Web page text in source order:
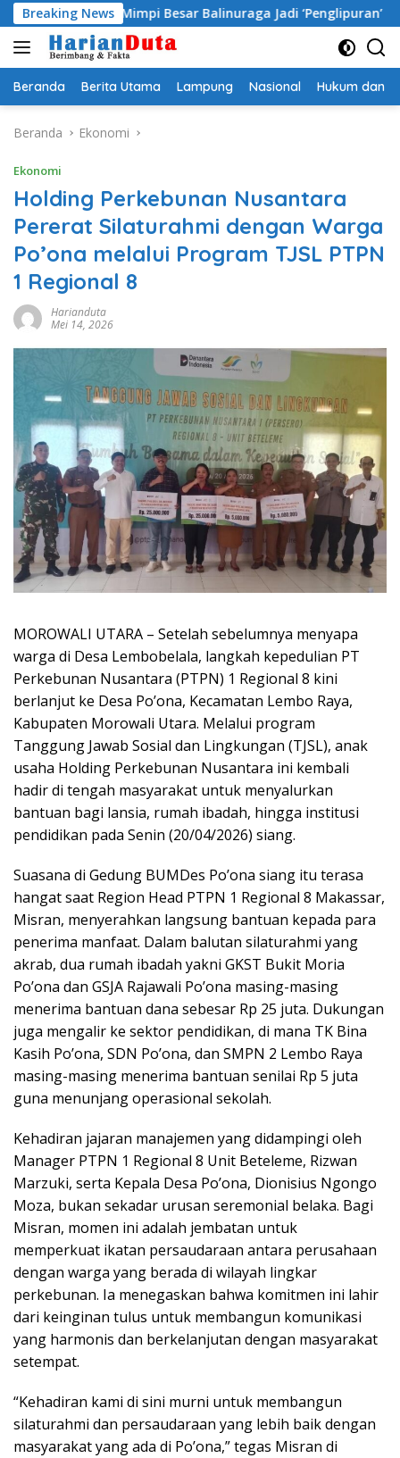
Langsung
ke
konten
Breaking News
Mimpi Besar Balinuraga Jadi ‘Penglipuran’ Kedua pada
Beranda Berita Utama Lampung Nasional Hukum dan
Beranda Ekonomi
Ekonomi
Holding Perkebunan Nusantara
Pererat Silaturahmi dengan Warga
Po’ona melalui Program TJSL PTPN
1 Regional 8
Harianduta
Mei 14, 2026
MOROWALI UTARA – Setelah sebelumnya menyapa
warga di Desa Lembobelala, langkah kepedulian PT
Perkebunan Nusantara (PTPN) 1 Regional 8 kini
berlanjut ke Desa Po’ona, Kecamatan Lembo Raya,
Kabupaten Morowali Utara. Melalui program
Tanggung Jawab Sosial dan Lingkungan (TJSL), anak
usaha Holding Perkebunan Nusantara ini kembali
hadir di tengah masyarakat untuk menyalurkan
bantuan bagi lansia, rumah ibadah, hingga institusi
pendidikan pada Senin (20/04/2026) siang.
Suasana di Gedung BUMDes Po’ona siang itu terasa
hangat saat Region Head PTPN 1 Regional 8 Makassar,
Misran, menyerahkan langsung bantuan kepada para
penerima manfaat. Dalam balutan silaturahmi yang
akrab, dua rumah ibadah yakni GKST Bukit Moria
Po’ona dan GSJA Rajawali Po’ona masing-masing
menerima bantuan dana sebesar Rp 25 juta. Dukungan
juga mengalir ke sektor pendidikan, di mana TK Bina
Kasih Po’ona, SDN Po’ona, dan SMPN 2 Lembo Raya
masing-masing menerima bantuan senilai Rp 5 juta
guna menunjang operasional sekolah.
Kehadiran jajaran manajemen yang didampingi oleh
Manager PTPN 1 Regional 8 Unit Beteleme, Rizwan
Marzuki, serta Kepala Desa Po’ona, Dionisius Ngongo
Moza, bukan sekadar urusan seremonial belaka. Bagi
Misran, momen ini adalah jembatan untuk
memperkuat ikatan persaudaraan antara perusahaan
dengan warga yang berada di wilayah lingkar
perkebunan. Ia menegaskan bahwa komitmen ini lahir
dari keinginan tulus untuk membangun komunikasi
yang harmonis dan berkelanjutan dengan masyarakat
setempat.
“Kehadiran kami di sini murni untuk membangun
silaturahmi dan persaudaraan yang lebih baik dengan
masyarakat yang ada di Po’ona,” tegas Misran di